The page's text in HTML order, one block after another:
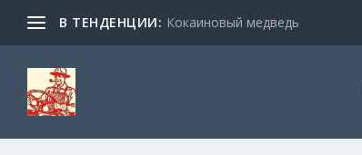
В ТЕНДЕНЦИИ: Кокаиновый медведь